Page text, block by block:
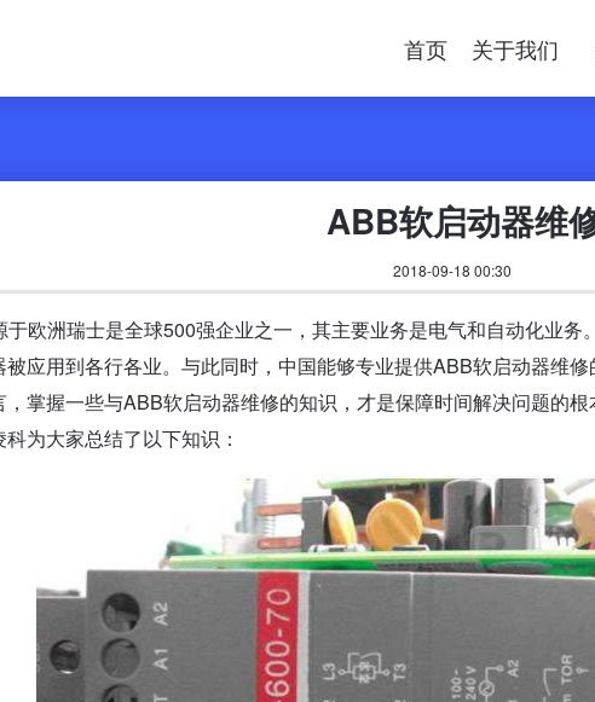
首页 关于我们
ABB软启动器维
2018-09-18 00:30
于欧洲瑞士是全球500强企业之一，其主要业务是电气和自动化业
被应用到各行各业。与此同时，中国能够专业提供ABB软启动器维
，掌握一些与ABB软启动器维修的知识，才是保障时间解决问题的
为大家总结了以下知识：